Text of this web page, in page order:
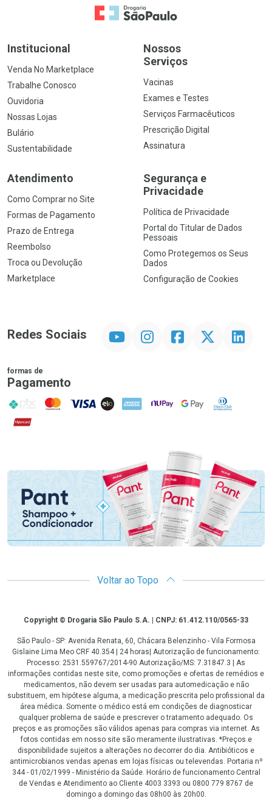
Ir para a Home
Institucional
Venda No Marketplace
Trabalhe Conosco
Ouvidoria
Nossas Lojas
Bulário
Sustentabilidade
Nossos
Serviços
Vacinas
Exames e Testes
Serviços Farmacêuticos
Prescrição Digital
Assinatura
Atendimento
Como Comprar no Site
Formas de Pagamento
Prazo de Entrega
Reembolso
Troca ou Devolução
Marketplace
Segurança e
Privacidade
Política de Privacidade
Portal do Titular de Dados
Pessoais
Como Protegemos os Seus
Dados
Configuração de Cookies
Redes Sociais InstagramFacebookTwitter Linkedin
formas de
Pagamento
PIX MasterCard
VISA ELO AMEX NuPay Google PayDiners Club
Hipercard
Promoção em Destaque
Voltar ao Topo
CopyrightCopyright © Drogaria São Paulo S.A. | CNPJ: 61.412.110/0565-33
São Paulo - SP: Avenida Renata, 60, Chácara Belenzinho - Vila Formosa
Gislaine Lima Meo CRF 40.354 | 24 horas| Autorização de funcionamento:
Processo: 2531.559767/2014-90 Autorização/MS: 7.31847.3 | As
informações contidas neste site, como promoções e ofertas de remédios e
medicamentos, não devem ser usadas para automedicação e não
substituem, em hipótese alguma, a medicação prescrita pelo profissional da
área médica. Somente o médico está em condições de diagnosticar
qualquer problema de saúde e prescrever o tratamento adequado. Os
preços e as promoções são válidos apenas para compras via internet. As
fotos contidas em nosso site são meramente ilustrativas. *Preços e
disponibilidade sujeitos a alterações no decorrer do dia. Antibióticos e
antimicrobianos vendas apenas em lojas físicas ou televendas. Portaria nº
344 - 01/02/1999 - Ministério da Saúde. Horário de funcionamento Central
de Vendas e Atendimento ao Cliente 4003 3393 ou 0800 779 8767 de
domingo a domingo das 08h00 às 20h00.